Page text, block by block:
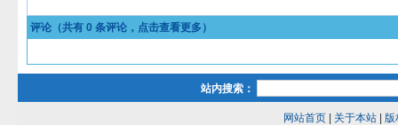
评论（共有 0 条评论，点击查看更多）
站内搜索：
网站首页| 关于本站| 版